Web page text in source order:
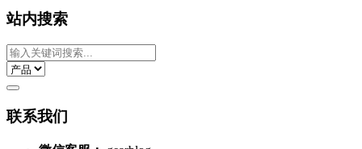
站内搜索
联系我们